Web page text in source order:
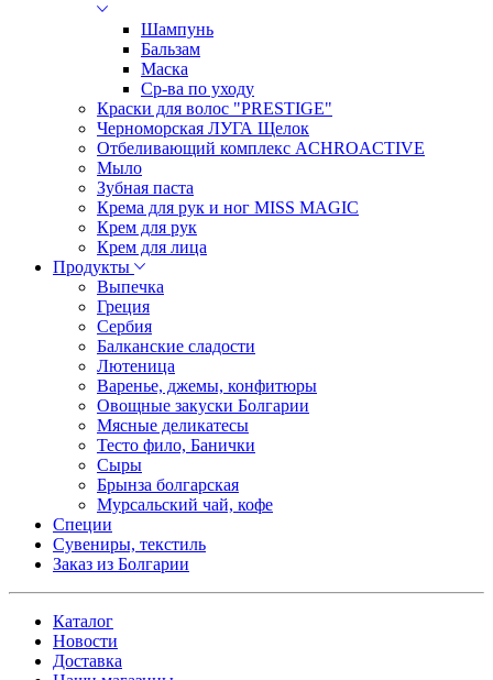
Шампунь
Бальзам
Маска
Ср-ва по уходу
Краски для волос "PRESTIGE"
Черноморская ЛУГА Щелок
Отбеливающий комплекс ACHROACTIVE
Мыло
Зубная паста
Крема для рук и ног MISS MAGIC
Крем для рук
Крем для лица
Продукты
Выпечка
Греция
Сербия
Балканские сладости
Лютеница
Варенье, джемы, конфитюры
Овощные закуски Болгарии
Мясные деликатесы
Тесто фило, Банички
Сыры
Брынза болгарская
Мурсальский чай, кофе
Специи
Сувениры, текстиль
Заказ из Болгарии
Каталог
Новости
Доставка